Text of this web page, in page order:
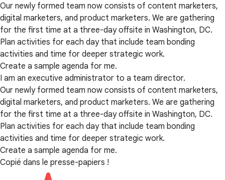
Our newly formed team now consists of content marketers,
digital marketers, and product marketers. We are gathering
for the first time at a three-day offsite in Washington, DC.
Plan activities for each day that include team bonding
activities and time for deeper strategic work.
Create a sample agenda for me.
I am an executive administrator to a team director.
Our newly formed team now consists of content marketers,
digital marketers, and product marketers. We are gathering
for the first time at a three-day offsite in Washington, DC.
Plan activities for each day that include team bonding
activities and time for deeper strategic work.
Create a sample agenda for me.
Copié dans le presse-papiers !